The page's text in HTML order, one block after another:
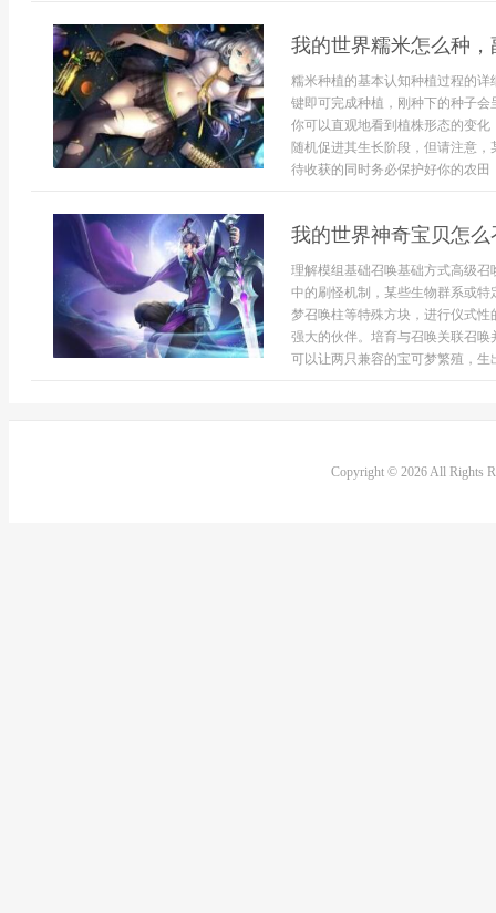
我的世界糯米怎么种
糯米种植的基本认知种植过程的
键即可完成种植，刚种下的种子
你可以直观地看到植株形态的变
随机促进其生长阶段，但请注意
待收获的同时务必保护好你的农田
我的世界神奇宝贝怎
理解模组基础召唤基础方式高级
中的刷怪机制，某些生物群系或
梦召唤柱等特殊方块，进行仪式
强大的伙伴。培育与召唤关联召
可以让两只兼容的宝可梦繁殖，生
Copyright © 2026 All Rights